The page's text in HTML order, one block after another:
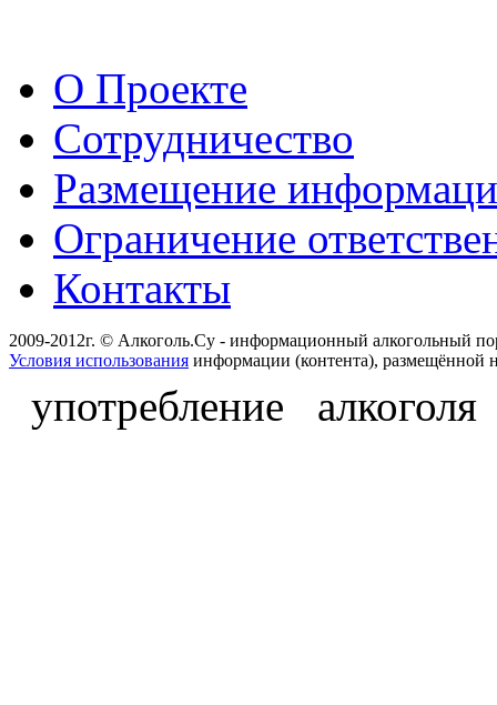
О Проекте
Сотрудничество
Размещение
Ограничение
Контакты
2009-2012г. © Алкоголь.Су - информационный алкогольный
Условия использования информации (контента), размещённой
употребление